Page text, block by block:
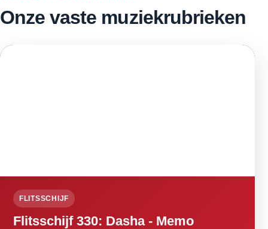
Onze vaste muziekrubrieken
FLITSSCHIJF
Flitsschijf 330: Dasha - Memo